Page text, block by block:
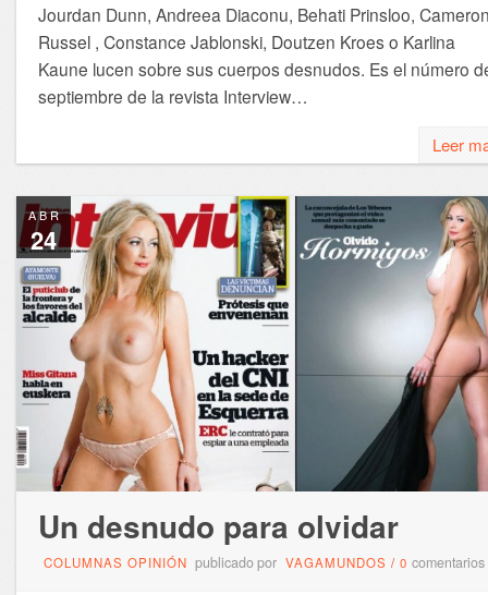
Jourdan Dunn, Andreea Diaconu, Behati Prinsloo,
Russel , Constance Jablonski, Doutzen Kroes o Karlina
Kaune lucen sobre sus cuerpos desnudos. Es el número
septiembre de la revista Interview…
Leer
ABR
24
Un desnudo para olvidar
COLUMNAS OPINIÓN publicado por VAGAMUNDOS / 0 comentarios